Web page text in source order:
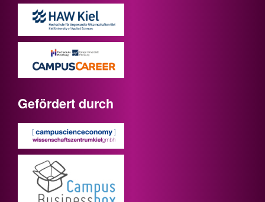
Gefördert durch